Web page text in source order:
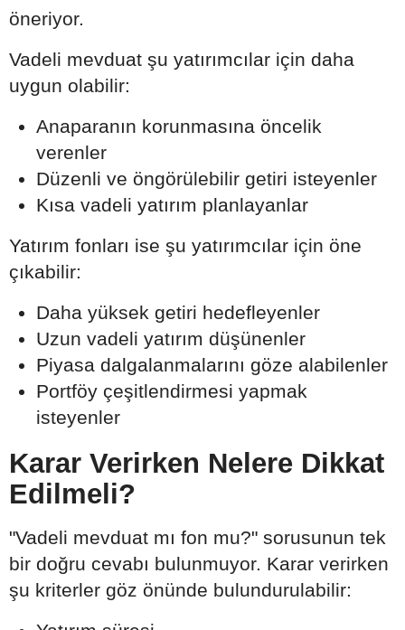
öneriyor.
Vadeli mevduat şu yatırımcılar için daha
uygun olabilir:
Anaparanın korunmasına öncelik
verenler
Düzenli ve öngörülebilir getiri isteyenler
Kısa vadeli yatırım planlayanlar
Yatırım fonları ise şu yatırımcılar için öne
çıkabilir:
Daha yüksek getiri hedefleyenler
Uzun vadeli yatırım düşünenler
Piyasa dalgalanmalarını göze alabilenler
Portföy çeşitlendirmesi yapmak
isteyenler
Karar Verirken Nelere Dikkat
Edilmeli?
"Vadeli mevduat mı fon mu?" sorusunun tek
bir doğru cevabı bulunmuyor. Karar verirken
şu kriterler göz önünde bulundurulabilir: